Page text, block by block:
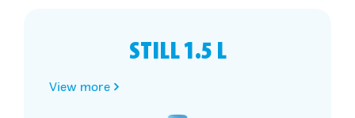
STILL 1.5 L
View more